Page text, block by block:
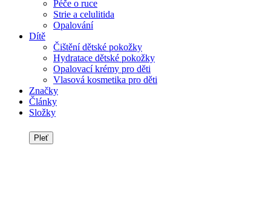
Péče o ruce
Strie a celulitida
Opalování
Dítě
Čištění dětské pokožky
Hydratace dětské pokožky
Opalovací krémy pro děti
Vlasová kosmetika pro děti
Značky
Články
Složky
Pleť